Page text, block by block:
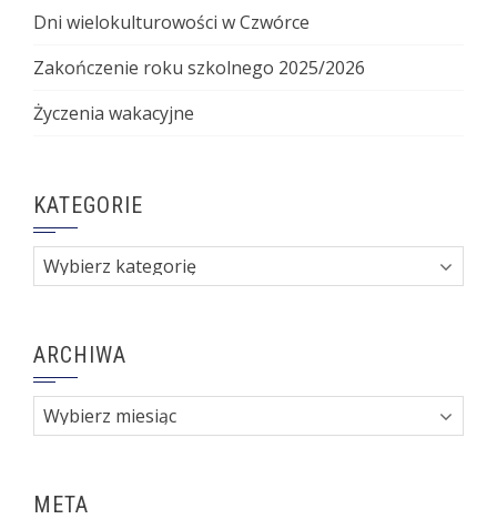
Dni wielokulturowości w Czwórce
Zakończenie roku szkolnego 2025/2026
Życzenia wakacyjne
KATEGORIE
Kategorie
ARCHIWA
Archiwa
META